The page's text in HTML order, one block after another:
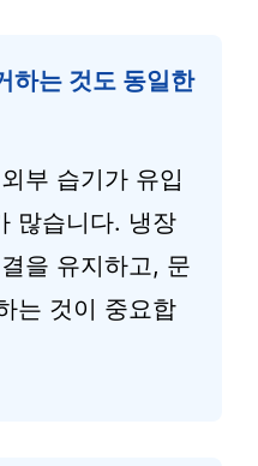
하는 것도 동일한
부 습기가 유입
많습니다. 냉장
을 유지하고, 문
는 것이 중요합